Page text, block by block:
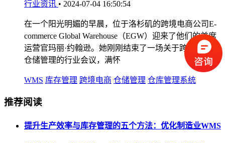
行业资讯 • 2024-07-04 16:50:54
在一个阳光明媚的早晨，位于洛杉矶的跨境电商公司E-
commerce Global Warehouse（EGW）迎来了他们的首席
运营官玛丽·约翰逊。她刚刚结束了一场关于跨境WMS
仓储管理的行业会议，满怀
WMS 库存管理 跨境电商 仓储管理 仓库管理系统
推荐阅读
提升生产效率与库存管理的五个方法：优化制造业WMS